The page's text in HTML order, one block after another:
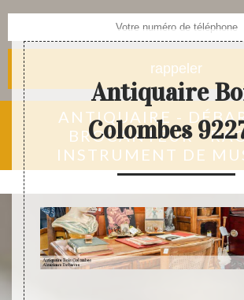
ANTIQUAIRE -
BROCANTEUR -
INSTRUMENT DE
Antiquaire
Colombes